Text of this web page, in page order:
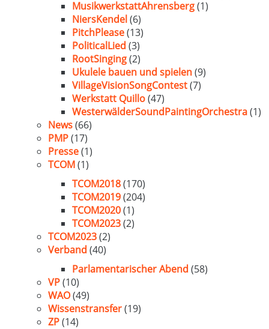
MusikwerkstattAhrensberg(1)
NiersKendel(6)
PitchPlease(13)
PoliticalLied (3)
RootSinging(2)
Ukulele bauen und spielen(9)
VillageVisionSongContest(7)
Werkstatt Quillo(47)
WesterwälderSoundPaintingOrchestra(1)
News(66)
PMP(17)
Presse(1)
TCOM(1)
TCOM2018(170)
TCOM2019(204)
TCOM2020(1)
TCOM2023(2)
TCOM2023(2)
Verband (40)
Parlamentarischer Abend (58)
VP(10)
WAO(49)
Wissenstransfer(19)
ZP(14)